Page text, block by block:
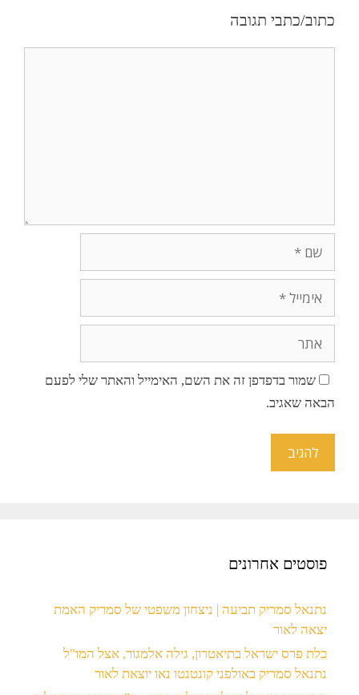
כתוב/כתבי תגובה
שמור בדפדפן זה את השם, האימייל והאתר שלי לפעם
הבאה שאגיב.
פוסטים אחרונים
נתנאל סמריק תביעה | ניצחון משפטי של סמריק האמת
יצאה לאור
כלת פרס ישראל בתיאטרון, גילה אלמגור, אצל המו"ל
נתנאל סמריק באולפני קונטנטו נאו יוצאת לאור